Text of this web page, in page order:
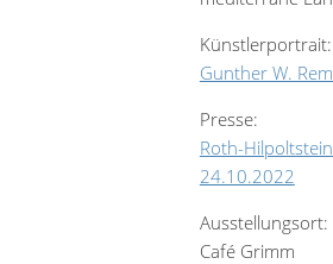
Künstlerportrait:
Gunther W.
Presse:
Roth-
24.10.2022
Ausstellungsort:
Café Grimm